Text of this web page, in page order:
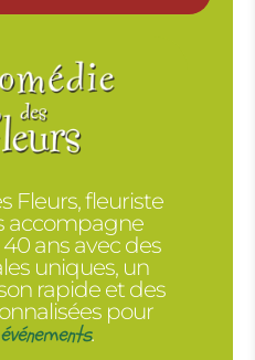
Fleurs, fleuriste
accompagne
ans avec des
uniques, un
rapide et des
pour
.